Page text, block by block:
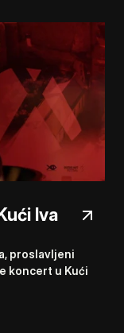
Iva
proslavljeni
koncert u Kući